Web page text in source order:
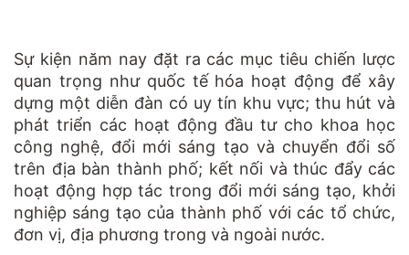
Sự kiện năm nay đặt ra các mục tiêu chiến lược
quan trọng như quốc tế hóa hoạt động để xây
dựng một diễn đàn có uy tín khu vực; thu hút và
phát triển các hoạt động đầu tư cho khoa học
công nghệ, đổi mới sáng tạo và chuyển đổi số
trên địa bàn thành phố; kết nối và thúc đẩy các
hoạt động hợp tác trong đổi mới sáng tạo, khởi
nghiệp sáng tạo của thành phố với các tổ chức,
đơn vị, địa phương trong và ngoài nước.